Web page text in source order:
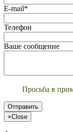
E-mail*
Телефон
Ваше сообщение
Просьба в
Отправить
×Close